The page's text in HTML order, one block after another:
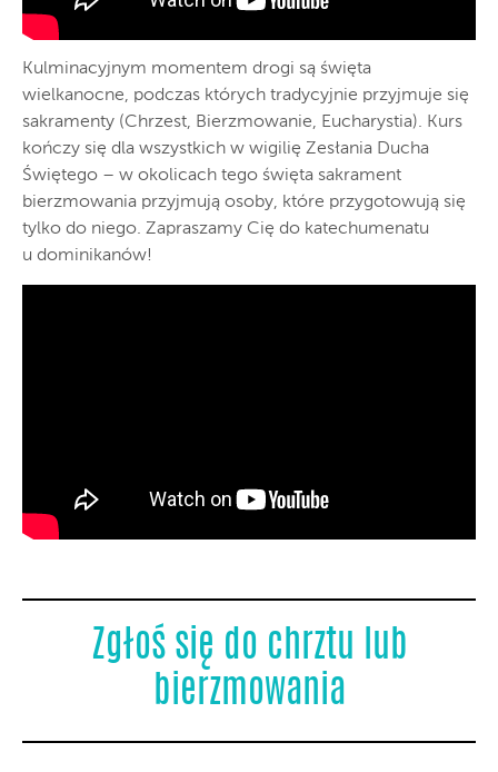
Kulminacyjnym momentem drogi są święta
wielkanocne, podczas których tradycyjnie przyjmuje się
sakramenty (Chrzest, Bierzmowanie, Eucharystia). Kurs
kończy się dla wszystkich w wigilię Zesłania Ducha
Świętego – w okolicach tego święta sakrament
bierzmowania przyjmują osoby, które przygotowują się
tylko do niego. Zapraszamy Cię do katechumenatu
u dominikanów!
Zgłoś się do chrztu lub
bierzmowania